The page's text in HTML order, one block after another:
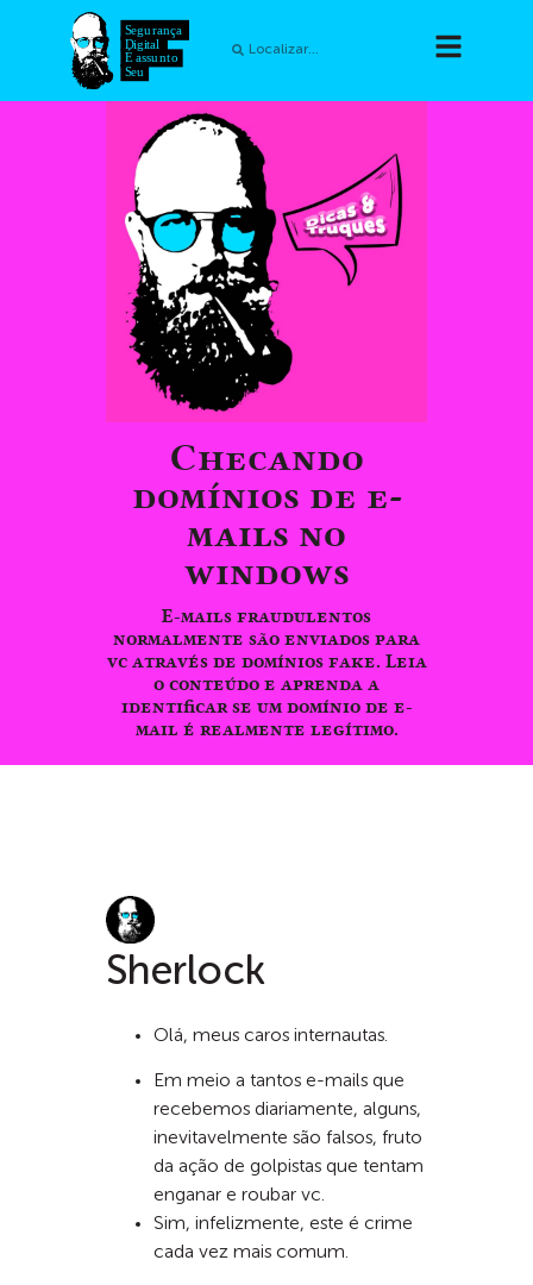
Checando
domínios de e-
mails no
windows
E-mails fraudulentos
normalmente são enviados para
vc através de domínios fake. Leia
o conteúdo e aprenda a
identificar se um domínio de e-
mail é realmente legítimo.
Sherlock
Olá, meus caros internautas.
Em meio a tantos e-mails que
recebemos diariamente, alguns,
inevitavelmente são falsos, fruto
da ação de golpistas que tentam
enganar e roubar vc.
Sim, infelizmente, este é crime
cada vez mais comum.